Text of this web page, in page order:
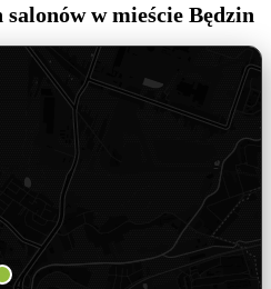
w mieście Będzin